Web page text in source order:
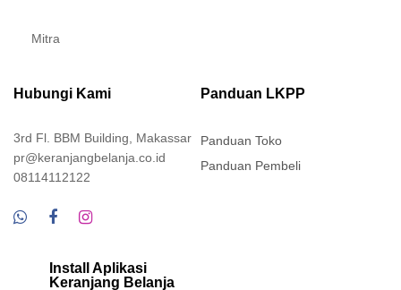
Mitra
Hubungi Kami
3rd Fl. BBM Building, Makassar
pr@keranjangbelanja.co.id
08114112122
Panduan LKPP
Panduan Toko
Panduan Pembeli
Install Aplikasi
Keranjang Belanja